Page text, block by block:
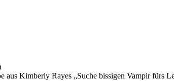
aus Kimberly Rayes „Suche bissigen Vampir fürs